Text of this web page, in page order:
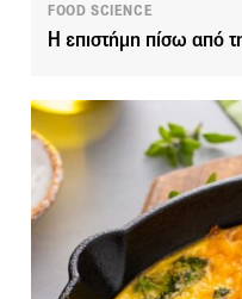
FOOD SCIENCE
Η επιστήμη πίσω από